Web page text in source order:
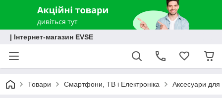
| Інтернет-магазин EVSE
Товари Смартфони, ТВ і Електроніка Аксесуари для